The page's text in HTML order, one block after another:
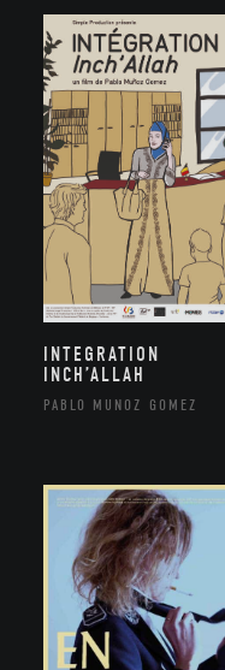
INTEGRATION
INCH’ALLAH
PABLO MUNOZ GOMEZ